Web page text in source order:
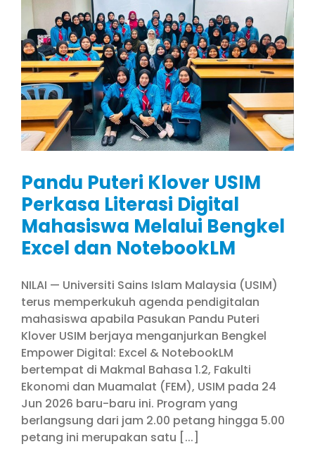
Pandu Puteri Klover USIM
Perkasa Literasi Digital
Mahasiswa Melalui Bengkel
Excel dan NotebookLM
NILAI — Universiti Sains Islam Malaysia (USIM)
terus memperkukuh agenda pendigitalan
mahasiswa apabila Pasukan Pandu Puteri
Klover USIM berjaya menganjurkan Bengkel
Empower Digital: Excel & NotebookLM
bertempat di Makmal Bahasa 1.2, Fakulti
Ekonomi dan Muamalat (FEM), USIM pada 24
Jun 2026 baru-baru ini. Program yang
berlangsung dari jam 2.00 petang hingga 5.00
petang ini merupakan satu [...]